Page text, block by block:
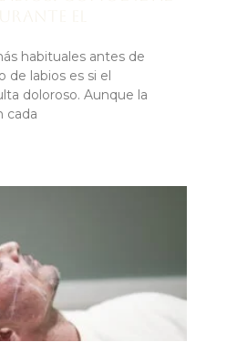
habituales antes de
de labios es si el
doloroso. Aunque la
cada